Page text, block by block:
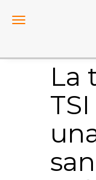
Toggle navigation
La